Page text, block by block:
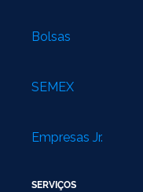
Bolsas
SEMEX
Empresas Jr.
SERVIÇOS